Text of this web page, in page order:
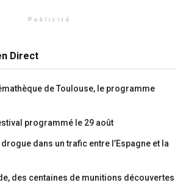
Publicité
Direct
de Toulouse, le programme
programmé le 29 août
dans un trafic entre l’Espagne et la
des centaines de munitions découvertes